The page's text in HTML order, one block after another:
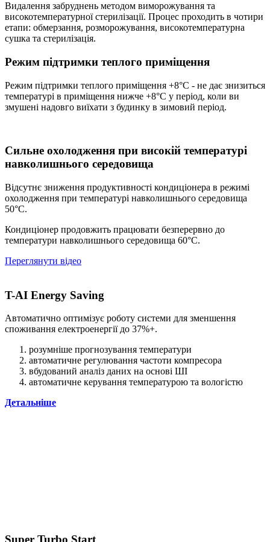
Видалення забруднень методом виморожування та
високотемпературної стерилізації. Процес проходить в чотири
етапи: обмерзання, розморожування, високотемпературна
сушка та стерилізація.
Режим підтримки теплого приміщення
Режим підтримки теплого приміщення +8°C - не дає знизиться
температурі в приміщення нижче +8°C у період, коли ви
змушені надовго виїхати з будинку в зимовий період.
Сильне охолодження при високій температурі
навколишнього середовища
Відсутнє зниження продуктивності кондиціонера в режимі
охолодження при температурі навколишнього середовища
50°C.
Кондиціонер продовжить працювати безперервно до
температури навколишнього середовища 60°C.
Переглянути відео
T-AI Energy Saving
Автоматично оптимізує роботу системи для зменшення
споживання електроенергії до 37%+.
розумніше прогнозування температури
автоматичне регулювання частоти компресора
вбудований аналіз даних на основі ШІ
автоматичне керування температурою та вологістю
Детальніше
Super Turbo Start